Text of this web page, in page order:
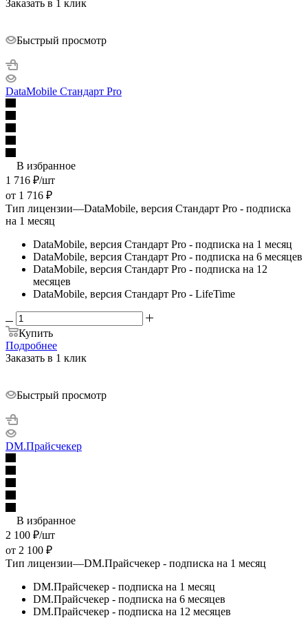
Заказать в 1 клик
Быстрый просмотр
DataMobile Стандарт Pro
В избранное
1 716 ₽/шт
от 1 716 ₽
Тип лицензии—DataMobile, версия Стандарт Pro - подписка
на 1 месяц
DataMobile, версия Стандарт Pro - подписка на 1 месяц
DataMobile, версия Стандарт Pro - подписка на 6 месяцев
DataMobile, версия Стандарт Pro - подписка на 12
месяцев
DataMobile, версия Стандарт Pro - LifeTime
Купить
Подробнее
Заказать в 1 клик
Быстрый просмотр
DM.Прайсчекер
В избранное
2 100 ₽/шт
от 2 100 ₽
Тип лицензии—DM.Прайсчекер - подписка на 1 месяц
DM.Прайсчекер - подписка на 1 месяц
DM.Прайсчекер - подписка на 6 месяцев
DM.Прайсчекер - подписка на 12 месяцев